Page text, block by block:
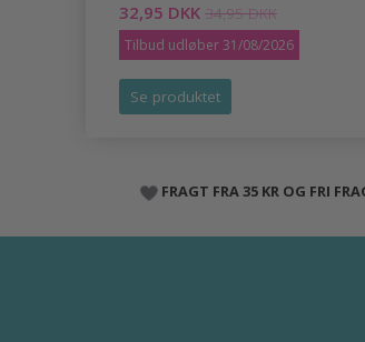
32,95 DKK 34,95 DKK
Tilbud udløber 31/08/2026
Se produktet
FRAGT FRA 35 KR OG FRI